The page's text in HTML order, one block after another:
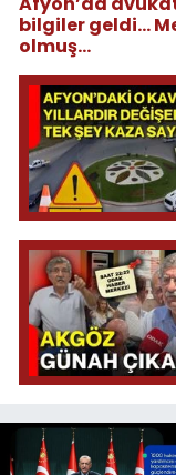
bilgiler geldi...
olmuş...